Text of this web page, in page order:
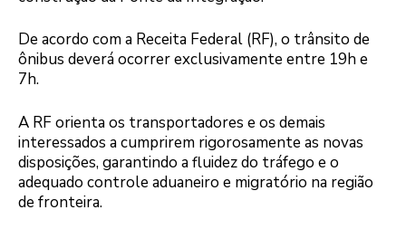
De acordo com a Receita Federal (RF), o trânsito de
ônibus deverá ocorrer exclusivamente entre 19h e
7h.
A RF orienta os transportadores e os demais
interessados a cumprirem rigorosamente as novas
disposições, garantindo a fluidez do tráfego e o
adequado controle aduaneiro e migratório na região
de fronteira.